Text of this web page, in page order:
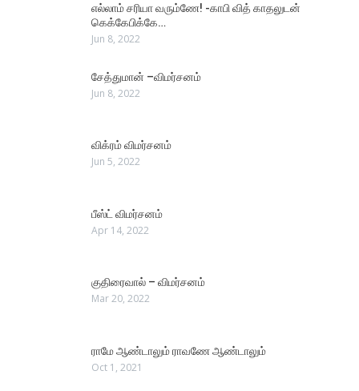
எல்லாம் சரியா வரும்ணே! -காபி வித் காதலுடன்
கெக்கேபிக்கே…
Jun 8, 2022
சேத்துமான் –விமர்சனம்
Jun 8, 2022
விக்ரம் விமர்சனம்
Jun 5, 2022
பீஸ்ட் விமர்சனம்
Apr 14, 2022
குதிரைவால் – விமர்சனம்
Mar 20, 2022
ராமே ஆண்டாலும் ராவணே ஆண்டாலும்
Oct 1, 2021